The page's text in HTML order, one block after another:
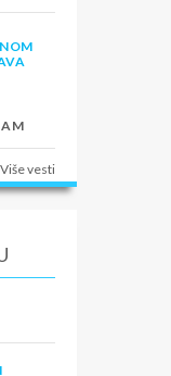
Više vesti